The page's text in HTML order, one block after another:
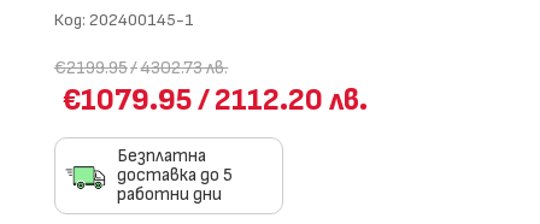
Код: 202400145-1
€2199.95/4302.73 лв.
€1079.95/2112.20 лв.
Безплатна
доставка до 5
работни дни